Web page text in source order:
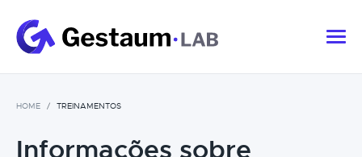
HOME TREINAMENTOS
Informações sobre